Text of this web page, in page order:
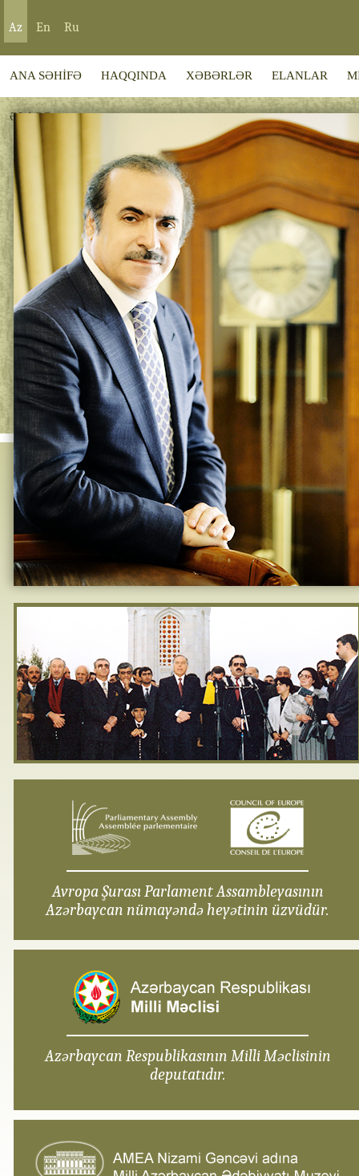
Az En Ru
ANA SƏHİFƏ HAQQINDA XƏBƏRLƏR ELANLAR
ƏLAQƏ
Avropa Şurası Parlament Assambleyasının
Azərbaycan nümayəndə heyətinin üzvüdür.
Azərbaycan Respublikasının Milli Məclisinin
deputatıdır.